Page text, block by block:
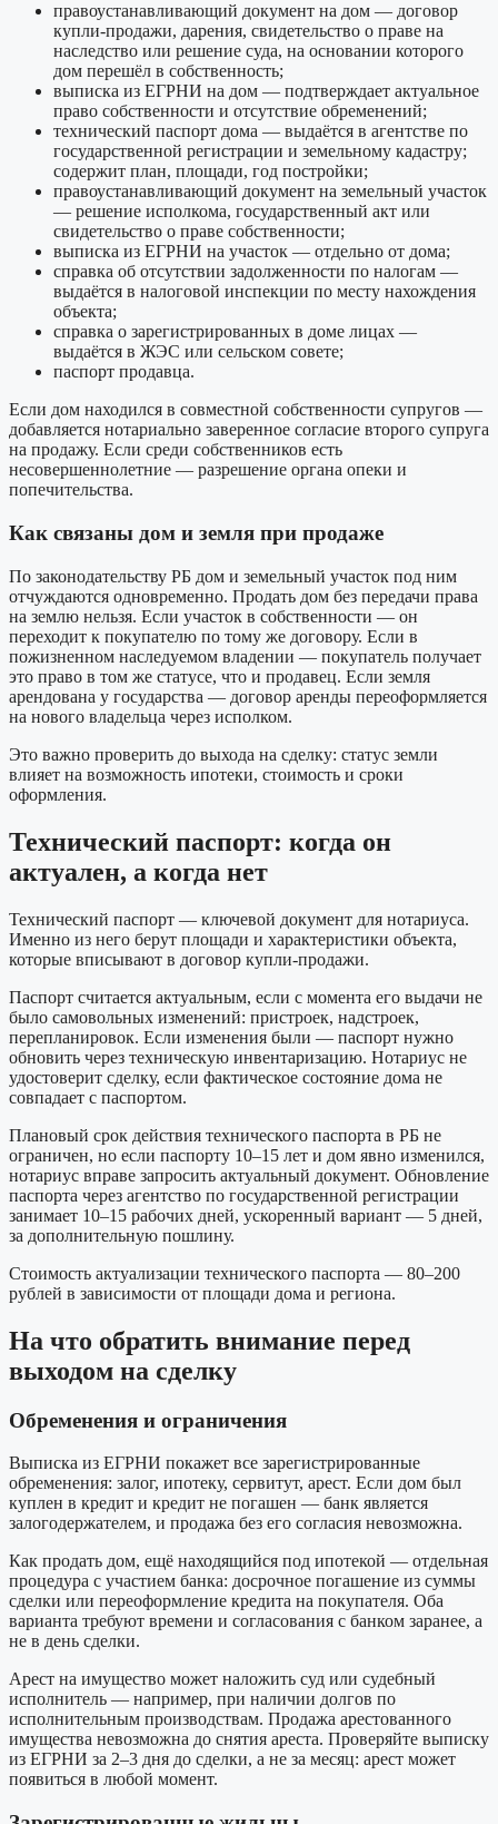
правоустанавливающий документ на дом — договор
купли-продажи, дарения, свидетельство о праве на
наследство или решение суда, на основании которого
дом перешёл в собственность;
выписка из ЕГРНИ на дом — подтверждает актуальное
право собственности и отсутствие обременений;
технический паспорт дома — выдаётся в агентстве по
государственной регистрации и земельному кадастру;
содержит план, площади, год постройки;
правоустанавливающий документ на земельный участок
— решение исполкома, государственный акт или
свидетельство о праве собственности;
выписка из ЕГРНИ на участок — отдельно от дома;
справка об отсутствии задолженности по налогам —
выдаётся в налоговой инспекции по месту нахождения
объекта;
справка о зарегистрированных в доме лицах —
выдаётся в ЖЭС или сельском совете;
паспорт продавца.
Если дом находился в совместной собственности супругов —
добавляется нотариально заверенное согласие второго супруга
на продажу. Если среди собственников есть
несовершеннолетние — разрешение органа опеки и
попечительства.
Как связаны дом и земля при продаже
По законодательству РБ дом и земельный участок под ним
отчуждаются одновременно. Продать дом без передачи права
на землю нельзя. Если участок в собственности — он
переходит к покупателю по тому же договору. Если в
пожизненном наследуемом владении — покупатель получает
это право в том же статусе, что и продавец. Если земля
арендована у государства — договор аренды переоформляется
на нового владельца через исполком.
Это важно проверить до выхода на сделку: статус земли
влияет на возможность ипотеки, стоимость и сроки
оформления.
Технический паспорт: когда он
актуален, а когда нет
Технический паспорт — ключевой документ для нотариуса.
Именно из него берут площади и характеристики объекта,
которые вписывают в договор купли-продажи.
Паспорт считается актуальным, если с момента его выдачи не
было самовольных изменений: пристроек, надстроек,
перепланировок. Если изменения были — паспорт нужно
обновить через техническую инвентаризацию. Нотариус не
удостоверит сделку, если фактическое состояние дома не
совпадает с паспортом.
Плановый срок действия технического паспорта в РБ не
ограничен, но если паспорту 10–15 лет и дом явно изменился,
нотариус вправе запросить актуальный документ. Обновление
паспорта через агентство по государственной регистрации
занимает 10–15 рабочих дней, ускоренный вариант — 5 дней,
за дополнительную пошлину.
Стоимость актуализации технического паспорта — 80–200
рублей в зависимости от площади дома и региона.
На что обратить внимание перед
выходом на сделку
Обременения и ограничения
Выписка из ЕГРНИ покажет все зарегистрированные
обременения: залог, ипотеку, сервитут, арест. Если дом был
куплен в кредит и кредит не погашен — банк является
залогодержателем, и продажа без его согласия невозможна.
Как продать дом, ещё находящийся под ипотекой — отдельная
процедура с участием банка: досрочное погашение из суммы
сделки или переоформление кредита на покупателя. Оба
варианта требуют времени и согласования с банком заранее, а
не в день сделки.
Арест на имущество может наложить суд или судебный
исполнитель — например, при наличии долгов по
исполнительным производствам. Продажа арестованного
имущества невозможна до снятия ареста. Проверяйте выписку
из ЕГРНИ за 2–3 дня до сделки, а не за месяц: арест может
появиться в любой момент.